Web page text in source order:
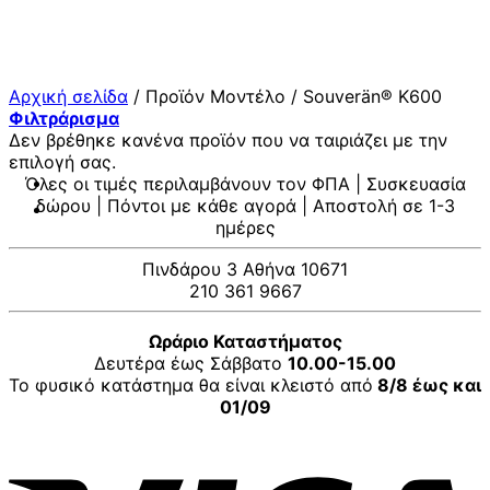
Αρχική σελίδα / Προϊόν Μοντέλο / Souverän® K600
Φιλτράρισμα
Δεν βρέθηκε κανένα προϊόν που να ταιριάζει με την
επιλογή σας.
Όλες οι τιμές περιλαμβάνουν τον ΦΠΑ | Συσκευασία
δώρου | Πόντοι με κάθε αγορά | Αποστολή σε 1-3
ημέρες
Πινδάρου 3 Αθήνα 10671
210 361 9667
Ωράριο Καταστήματος
Δευτέρα έως Σάββατο 10.00-15.00
Το φυσικό κατάστημα θα είναι κλειστό από 8/8 έως και
01/09